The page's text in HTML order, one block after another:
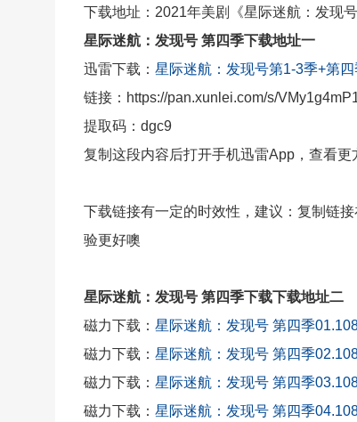
下载地址：2021年美剧《星际迷航：发现号
星际迷航：发现号 第四季下载地址一
迅雷下载： 星际迷航：发现号第1-3季+第
链接：https://pan.xunlei.com/s/
提取码：dgc9
复制这段内容后打开手机迅雷App，查看更
下载链接有一定的时效性，建议：复制链
验更好噢
星际迷航：发现号 第四季下载下载地址二
磁力下载： 星际迷航：发现号 第四季
磁力下载： 星际迷航：发现号 第四季
磁力下载： 星际迷航：发现号 第四季
磁力下载： 星际迷航：发现号 第四季